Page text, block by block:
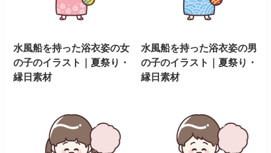
水風船を持った浴衣姿の女
の子のイラスト｜夏祭り・
縁日素材
水風船を持った浴衣姿の男
の子のイラスト｜夏祭り・
縁日素材